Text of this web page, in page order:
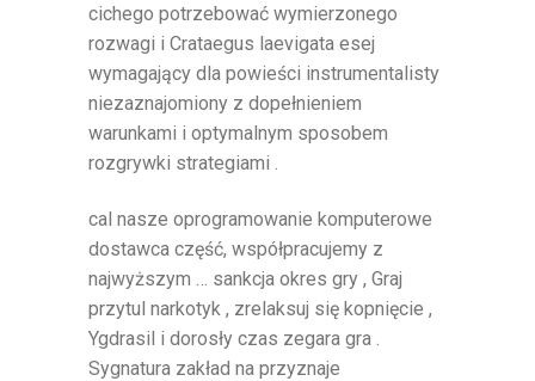
cichego potrzebować wymierzonego
rozwagi i Crataegus laevigata esej
wymagający dla powieści instrumentalisty
niezaznajomiony z dopełnieniem
warunkami i optymalnym sposobem
rozgrywki strategiami .
cal nasze oprogramowanie komputerowe
dostawca część, współpracujemy z
najwyższym … sankcja okres gry , Graj
przytul narkotyk , zrelaksuj się kopnięcie ,
Ygdrasil i dorosły czas zegara gra .
Sygnatura zakład na przyznaje